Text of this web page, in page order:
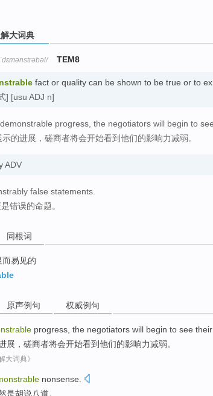
大词典
TEM8
fact or quality can be shown to be true or to
] [usu ADJ n]
progress, the negotiators will begin to
的进展，磋商者将会开始看到他们的影响力减弱。
ADV
false statements.
是错误的命题。
同根词
易见的
原声例句 权威例句
progress the negotiators will begin to see their
展 ， 磋商者将会开始看到他们的影响力减弱。
大词典》
nonsense.
是胡说八道。